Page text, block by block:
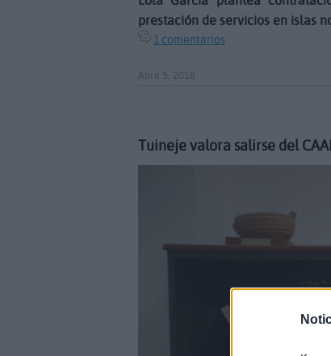
prestación de servicios en islas
1 comentarios
Abril 5, 2018
Tuineje valora salirse del